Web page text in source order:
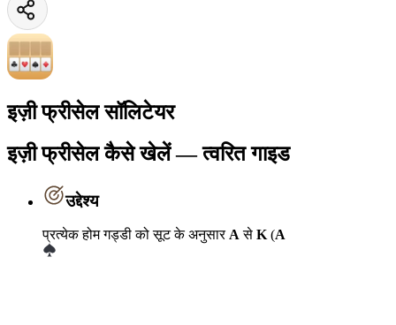
इज़ी फ्रीसेल सॉलिटेयर
इज़ी फ्रीसेल कैसे खेलें — त्वरित गाइड
उद्देश्य
प्रत्येक होम गड्डी को सूट के अनुसारAसे K(A